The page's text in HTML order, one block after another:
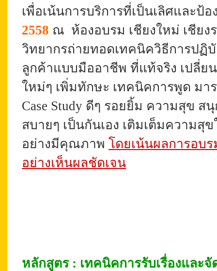
เพื่อเน้นการบริการที่เป็นเลิศและป้
2558 ณ ห้องอบรม เชียงใหม่ เชียง
วิทยากรถ่ายทอดเทคนิควิธีการปฏิ
ลูกค้าแบบมืออาชีพ ที่แท้จริง เปลี่ย
ใหม่ๆ เพิ่มทักษะ เทคนิคการพูด ม
Case Study ดีๆ รอยยิ้ม ความสุข
สบายๆ เป็นกันเอง เติมเต็มความสุ
อย่างมีคุณภาพ โดยเน้นผลการอบ
อย่างเห็นผลชัดเจน
หลักสูตร : เทคนิคการรับเรื่องและ